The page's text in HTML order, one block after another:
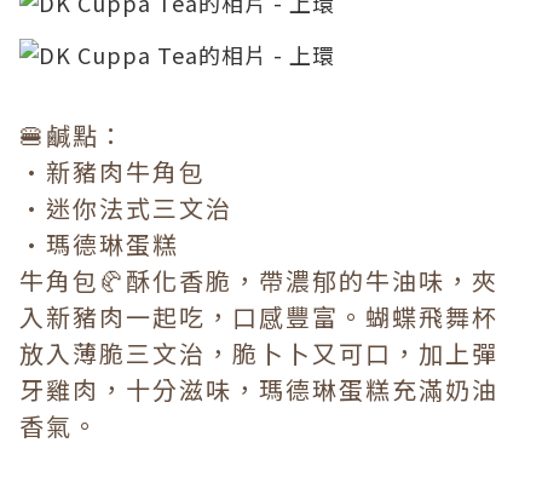
🍔鹹點：
•新豬肉牛角包
•迷你法式三文治
•瑪德琳蛋糕
牛角包🥐酥化香脆，帶濃郁的牛油味，夾
入新豬肉一起吃，口感豐富。蝴蝶飛舞杯
放入薄脆三文治，脆卜卜又可口，加上彈
牙雞肉，十分滋味，瑪德琳蛋糕充滿奶油
香氣。